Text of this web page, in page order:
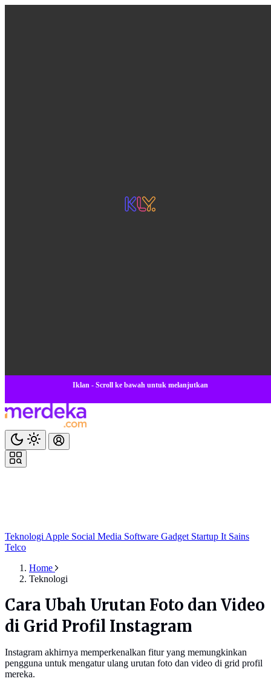
Iklan - Scroll ke bawah untuk melanjutkan
Teknologi Apple Social Media Software Gadget Startup It Sains
Telco
Home
Teknologi
Cara Ubah Urutan Foto dan Video
di Grid Profil Instagram
Instagram akhirnya memperkenalkan fitur yang memungkinkan
pengguna untuk mengatur ulang urutan foto dan video di grid profil
mereka.